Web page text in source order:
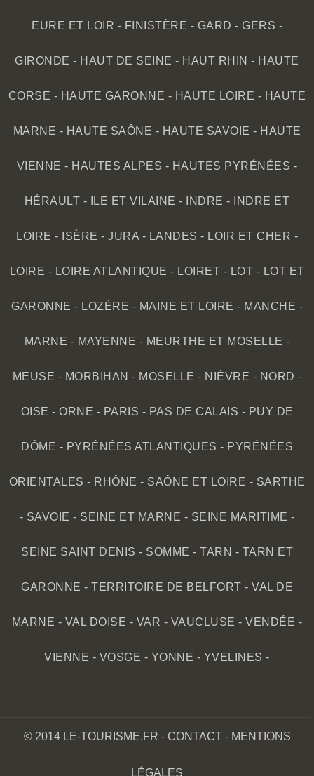
EURE ET LOIR - FINISTÈRE - GARD - GERS -
GIRONDE - HAUT DE SEINE - HAUT RHIN - HAUTE
CORSE - HAUTE GARONNE - HAUTE LOIRE - HAUTE
MARNE - HAUTE SAÔNE - HAUTE SAVOIE - HAUTE
VIENNE - HAUTES ALPES - HAUTES PYRÉNÉES -
HÉRAULT - ILE ET VILAINE - INDRE - INDRE ET
LOIRE - ISÈRE - JURA - LANDES - LOIR ET CHER -
LOIRE - LOIRE ATLANTIQUE - LOIRET - LOT - LOT ET
GARONNE - LOZÈRE - MAINE ET LOIRE - MANCHE -
MARNE - MAYENNE - MEURTHE ET MOSELLE -
MEUSE - MORBIHAN - MOSELLE - NIÈVRE - NORD -
OISE - ORNE - PARIS - PAS DE CALAIS - PUY DE
DÔME - PYRÉNÉES ATLANTIQUES - PYRÉNÉES
ORIENTALES - RHÔNE - SAÔNE ET LOIRE - SARTHE
- SAVOIE - SEINE ET MARNE - SEINE MARITIME -
SEINE SAINT DENIS - SOMME - TARN - TARN ET
GARONNE - TERRITOIRE DE BELFORT - VAL DE
MARNE - VAL DOISE - VAR - VAUCLUSE -VENDÉE -
VIENNE - VOSGE - YONNE - YVELINES -
© 2014 LE-TOURISME.FR - CONTACT- MENTIONS
LÉGALES